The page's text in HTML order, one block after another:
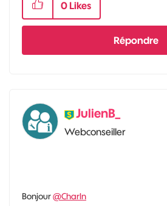
0 Likes
Répondre
JulienB_
Webconseiller
Bonjour@Charln